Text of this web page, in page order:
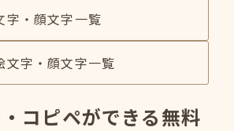
字・顔文字一覧
文字・顔文字一覧
コピペができる無料